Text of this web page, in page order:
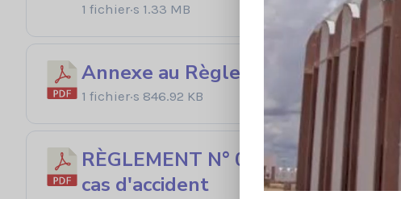
1 fichier·s 1.33 MB
Annexe au Règlement Code
1 fichier·s 846.92 KB
RÈGLEMENT N° 02/2003/CM/
cas d'accident